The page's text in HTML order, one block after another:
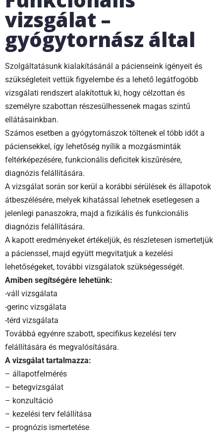
vizsgálat –
gyógytornász által
Szolgáltatásunk kialakításánál a pácienseink igényeit és
szükségleteit vettük figyelembe és a lehető legátfogóbb
vizsgálati rendszert alakítottuk ki, hogy célzottan és
személyre szabottan részesülhessenek magas szintű
ellátásainkban.
Számos esetben a gyógytornászok töltenek el több időt a
páciensekkel, így lehetőség nyílik a mozgásminták
feltérképezésére, funkcionális deficitek kiszűrésére,
diagnózis felállítására.
A vizsgálat során sor kerül a korábbi sérülések és állapotok
átbeszélésére, melyek kihatással lehetnek esetlegesen a
jelenlegi panaszokra, majd a fizikális és funkcionális
diagnózis felállítására.
A kapott eredményeket értékeljük, és részletesen ismertetjük
a pácienssel, majd együtt megvitatjuk a kezelési
lehetőségeket, további vizsgálatok szükségességét.
Amiben segítségére lehetünk:
-váll vizsgálata
-gerinc vizsgálata
-térd vizsgálata
Továbbá egyénre szabott, specifikus kezelési terv
felállítására és megvalósítására.
A vizsgálat tartalmazza:
– állapotfelmérés
– betegvizsgálat
– konzultáció
– kezelési terv felállítása
– prognózis ismertetése